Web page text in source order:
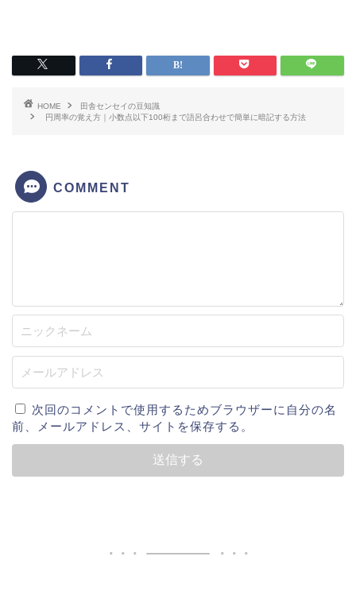
HOME
田舎センセイの豆知識
円周率の覚え方｜小数点以下100桁まで語呂合わせで簡単に暗記する方法
COMMENT
次回のコメントで使用するためブラウザーに自分の名
前、メールアドレス、サイトを保存する。